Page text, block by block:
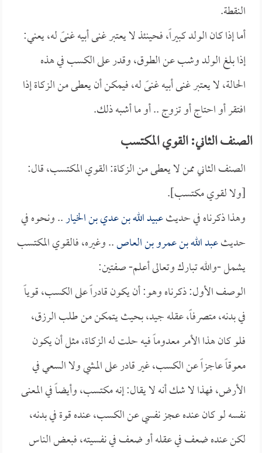
النقطة.
أما إذا كان الولد كبيراً، فحينئذ لا يعتبر غنى أبيه غنىً له، يعني:
إذا بلغ الولد وشب عن الطوق، وقدر على الكسب في هذه
الحالة، لا يعتبر غنى أبيه غنىً له، فيمكن أن يعطى من الزكاة إذا
افتقر أو احتاج أو تزوج .. أو ما أشبه ذلك.
الصنف الثاني: القوي المكتسب
الصنف الثاني ممن لا يعطى من الزكاة: القوي المكتسب، قال:
[ولا لقوي مكتسب].
وهذا ذكرناه في حديثعبيد الله بن عدي بن الخيار.. ونحوه في
حديثعبد الله بن عمرو بن العاص.. وغيره، فالقوي المكتسب
يشمل -والله تبارك وتعالى أعلم- صفتين:
الوصف الأول: ذكرناه وهو: أن يكون قادراً على الكسب، قوياً
في بدنه، متصرفاً، عقله جيد، بحيث يتمكن من طلب الرزق،
فلو كان هذا الأمر معدوماً فيه حلت له الزكاة، مثل أن يكون
معوقاً عاجزاً عن الكسب، غير قادر على المشي ولا السعي في
الأرض، فهذا لا شك أنه لا يقال: إنه مكتسب، وأيضاً في المعنى
نفسه لو كان عنده عجز نفسي عن الكسب، عنده قوة في بدنه،
لكن عنده ضعف في عقله أو ضعف في نفسيته، فبعض الناس